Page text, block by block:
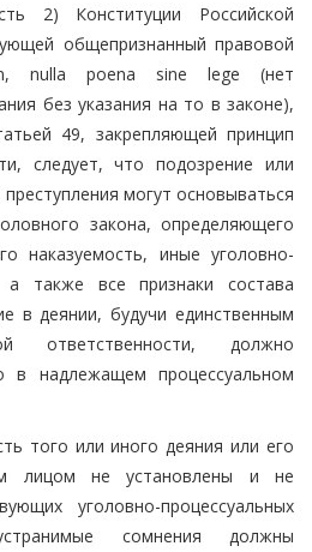
2) Конституции Российской
общепризнанный правовой
nulla poena sine lege (нет
без указания на то в законе),
49, закрепляющей принцип
следует, что подозрение или
могут основываться
закона, определяющего
наказуемость, иные уголовно-
а также все признаки состава
в деянии, будучи единственным
ответственности, должно
в надлежащем процессуальном
того или иного деяния или его
лицом не установлены и не
уголовно-процессуальных
сомнения должны